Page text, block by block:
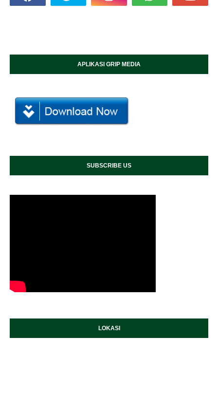
APLIKASI GRIP MEDIA
SUBSCRIBE US
LOKASI